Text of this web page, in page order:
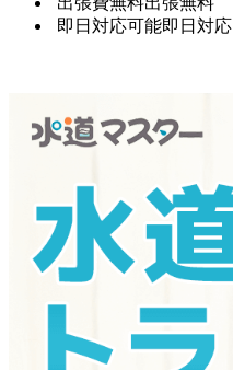
即日対応可能即日対応